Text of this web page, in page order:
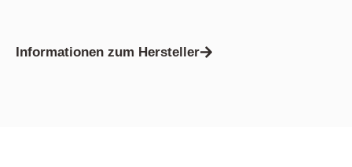
Informationen zum Hersteller